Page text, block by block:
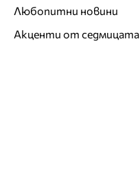
Любопитни новини
Акценти от седмицата